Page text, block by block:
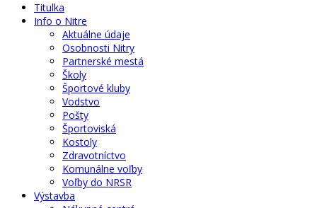
Titulka
Info o Nitre
Aktuálne údaje
Osobnosti Nitry
Partnerské mestá
Školy
Športové kluby
Vodstvo
Pošty
Športoviská
Kostoly
Zdravotníctvo
Komunálne voľby
Voľby do NRSR
Výstavba